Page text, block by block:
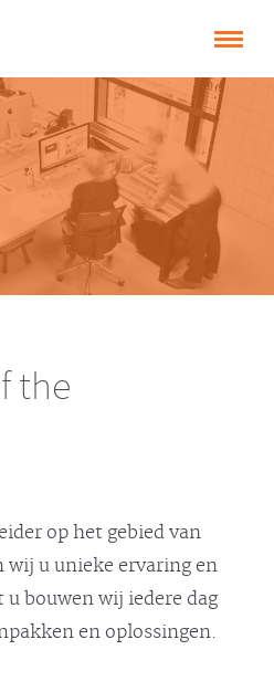
HOME
& COMPANY
the
op het gebied van
wij u unieke ervaring en
bouwen wij iedere dag
en oplossingen.